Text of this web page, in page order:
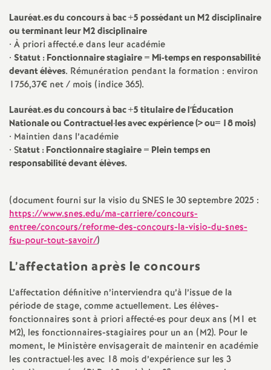
Lauréat.es du concours à bac +5 possédant un M2 disciplinaire
ou terminant leur M2 disciplinaire
• À priori affecté.e dans leur académie
• Statut : Fonctionnaire stagiaire=Mi-temps en responsabilité
devant élèves. Rémunération pendant la formation : environ
1756,37€ net / mois (indice 365).
Lauréat.es du concours à bac +5 titulaire de l’Éducation
Nationale ou Contractuel·les avec expérience (> ou= 18 mois)
• Maintien dans l’académie
• Statut : Fonctionnaire stagiaire= Plein temps en
responsabilité devant élèves.
(document fourni sur la visio duSNES le 30 septembre 2025 :
https://www.snes.edu/ma-carriere/concours-
entree/concours/reforme-des-concours-la-visio-du-snes-
fsu-pour-tout-savoir/)
L’affectation après le concours
L’affectation définitive n’interviendra qu’à l’issue de la
période de stage, comme actuellement. Les élèves-
fonctionnaires sont à priori affecté·es pour deux ans (M1 et
M2), les fonctionnaires-stagiaires pour un an (M2). Pour le
moment, le Ministère envisagerait de maintenir en académie
les contractuel·les avec 18 mois d’expérience sur les 3